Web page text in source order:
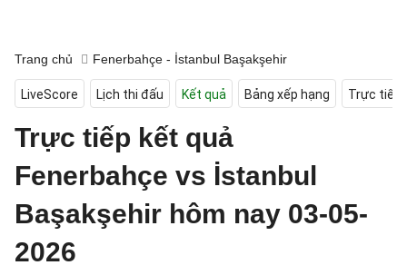
Trang chủ Fenerbahçe - İstanbul Başakşehir
LiveScore Lịch thi đấu Kết quả Bảng xếp hạng Trực tiếp
Trực tiếp kết quả
Fenerbahçe vs İstanbul
Başakşehir hôm nay 03-05-
2026